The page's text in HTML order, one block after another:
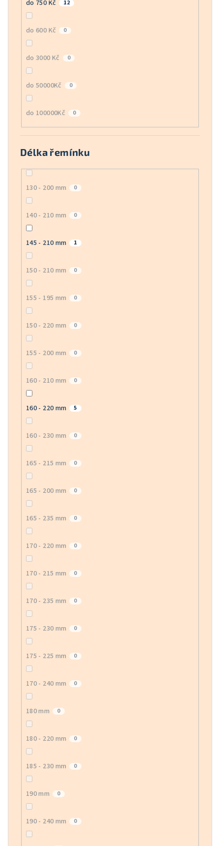
do 750 Kč 12
do 600 Kč 0
do 3000 Kč 0
do 50000Kč 0
do 100000Kč 0
Délka řemínku
130 - 200 mm 0
140 - 210 mm 0
145 - 210 mm 1
150 - 210 mm 0
155 - 195 mm 0
150 - 220 mm 0
155 - 200 mm 0
160 - 210 mm 0
160 - 220 mm 5
160 - 230 mm 0
165 - 215 mm 0
165 - 200 mm 0
165 - 235 mm 0
170 - 220 mm 0
170 - 215 mm 0
170 - 235 mm 0
175 - 230 mm 0
175 - 225 mm 0
170 - 240 mm 0
180 mm 0
180 - 220 mm 0
185 - 230 mm 0
190 mm 0
190 - 240 mm 0